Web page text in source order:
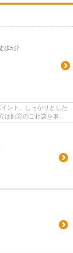
歩5分
ント。しっかりとした
は飼育のご相談を事前